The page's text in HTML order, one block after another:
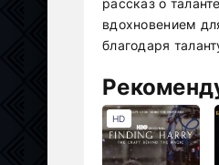
рассказ о
вдохновением
благодаря
HD